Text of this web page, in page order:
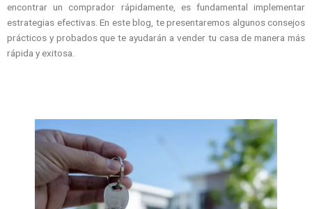
encontrar un comprador rápidamente, es fundamental implementar
estrategias efectivas. En este blog, te presentaremos algunos consejos
prácticos y probados que te ayudarán a vender tu casa de manera más
rápida y exitosa.